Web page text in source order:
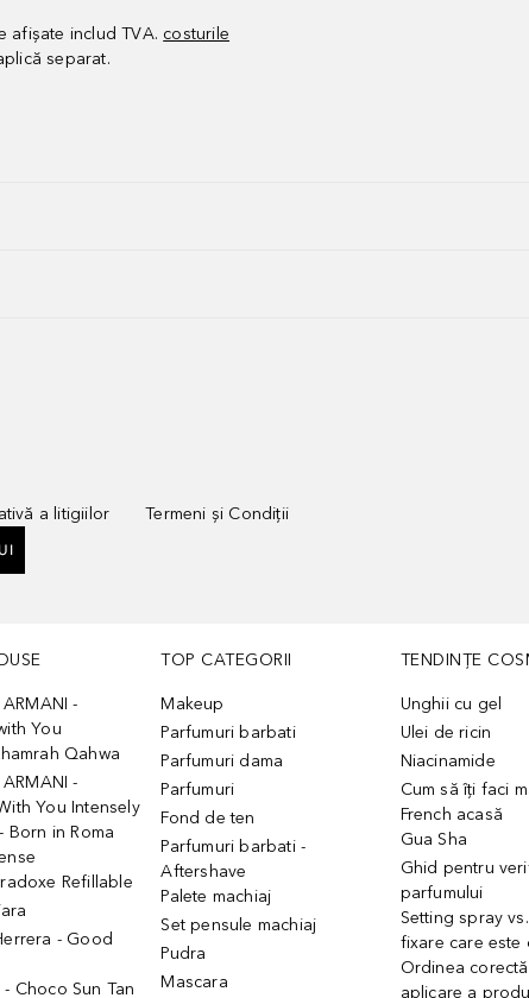
afișate includ TVA. costurile
separat.
a litigiilor
Termeni și Condiții
-
You
Qahwa
-
You Intensely
Born in Roma
Refillable
- Good
Choco Sun Tan
TOP CATEGORII
Makeup
Parfumuri barbati
Parfumuri dama
Parfumuri
Fond de ten
Parfumuri barbati -
Aftershave
Palete machiaj
Set pensule machiaj
Pudra
Mascara
TENDINȚE
Unghii cu gel
Ulei de ricin
Niacinamide
Cum să îți faci
French acasă
Gua Sha
Ghid pentru
parfumului
Setting spray
fixare care este
Ordinea
aplicare a